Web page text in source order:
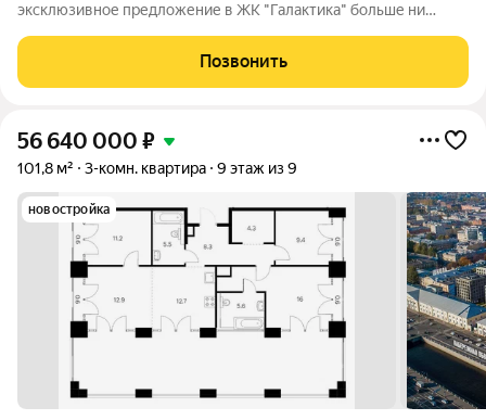
эксклюзивное предложение в ЖК "Галактика" больше ни
Позвонить
56 640 000 ₽
101,8 м² 3-комн. квартира 9 этаж из 9
новостройка